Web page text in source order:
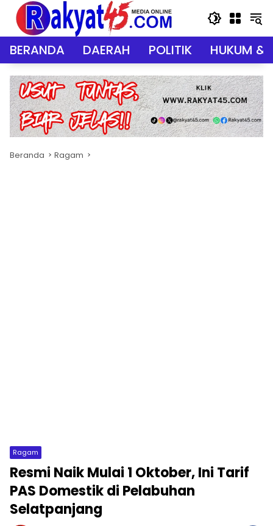
Langsung
konten
BERANDA DAERAH POLITIK HUKUM &
Beranda Ragam
Ragam
Resmi Naik Mulai 1 Oktober, Ini Tarif
PAS Domestik di Pelabuhan
Selatpanjang